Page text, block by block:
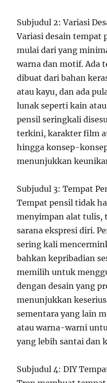
Subjudul 2: Variasi
Variasi desain tempat
mulai dari yang
warna dan motif. Ada
dibuat dari bahan
atau kayu, dan ada
lunak seperti kain
pensil seringkali
terkini, karakter film
hingga konsep-
menunjukkan
Subjudul 3: Tempat
Tempat pensil tidak
menyimpan alat tulis,
sarana ekspresi diri.
sering kali
bahkan kepribadian
memilih untuk
dengan desain yang
menunjukkan
sementara yang lain
atau warna-warni
yang lebih santai dan
Subjudul 4: DIY